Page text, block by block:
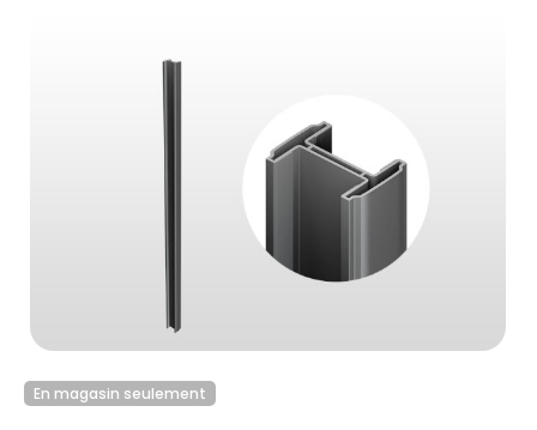
En magasin seulement